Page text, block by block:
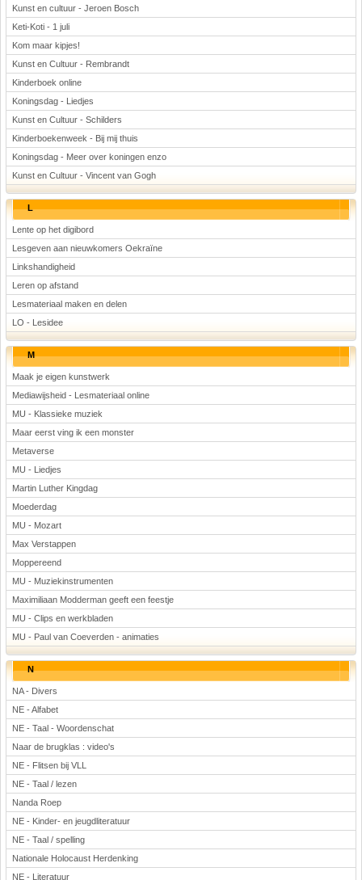
Kunst en cultuur - Jeroen Bosch
Keti-Koti - 1 juli
Kom maar kipjes!
Kunst en Cultuur - Rembrandt
Kinderboek online
Koningsdag - Liedjes
Kunst en Cultuur - Schilders
Kinderboekenweek - Bij mij thuis
Koningsdag - Meer over koningen enzo
Kunst en Cultuur - Vincent van Gogh
L
Lente op het digibord
Lesgeven aan nieuwkomers Oekraïne
Linkshandigheid
Leren op afstand
Lesmateriaal maken en delen
LO - Lesidee
M
Maak je eigen kunstwerk
Mediawijsheid - Lesmateriaal online
MU - Klassieke muziek
Maar eerst ving ik een monster
Metaverse
MU - Liedjes
Martin Luther Kingdag
Moederdag
MU - Mozart
Max Verstappen
Moppereend
MU - Muziekinstrumenten
Maximiliaan Modderman geeft een feestje
MU - Clips en werkbladen
MU - Paul van Coeverden - animaties
N
NA - Divers
NE - Alfabet
NE - Taal - Woordenschat
Naar de brugklas : video's
NE - Flitsen bij VLL
NE - Taal / lezen
Nanda Roep
NE - Kinder- en jeugdliteratuur
NE - Taal / spelling
Nationale Holocaust Herdenking
NE - Literatuur